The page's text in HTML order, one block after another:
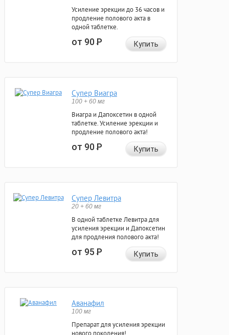
Усиление эрекции до 36 часов и
продление полового акта в
одной таблетке.
от 90Р Купить
Супер Виагра
100 + 60 мг
Виагра и Дапоксетин в одной
таблетке. Усиление эрекции и
продление полового акта!
от 90Р Купить
Супер Левитра
20 + 60 мг
В одной таблетке Левитра для
усиления эрекции и Дапоксетин
для продления полового акта!
от 95Р Купить
Аванафил
100 мг
Препарат для усиления эрекции